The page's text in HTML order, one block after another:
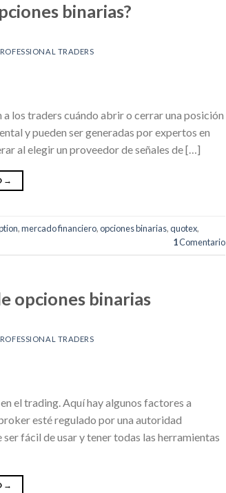
binarias?
TRADERS
los traders cuándo abrir o cerrar una posición
y pueden ser generadas por expertos en
al elegir un proveedor de señales de […]
→
,mercado financiero,opciones binarias,quotex,
1Comentario
opciones binarias
TRADERS
el trading. Aquí hay algunos factores a
esté regulado por una autoridad
fácil de usar y tener todas las herramientas
→